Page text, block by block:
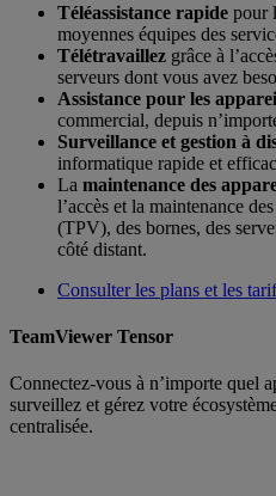
Téléassistance rapide pour
moyennes équipes des
Télétravaillez grâce à
serveurs dont vous avez
Assistance pour les
commercial, depuis
Surveillance et gestion à
informatique rapide et
La maintenance des
l’accès et la maintenance
(TPV), des bornes, des
côté distant.
Consulter les plans et les
TeamViewer Tensor
Connectez-vous à n’importe quel
surveillez et gérez votre
centralisée.